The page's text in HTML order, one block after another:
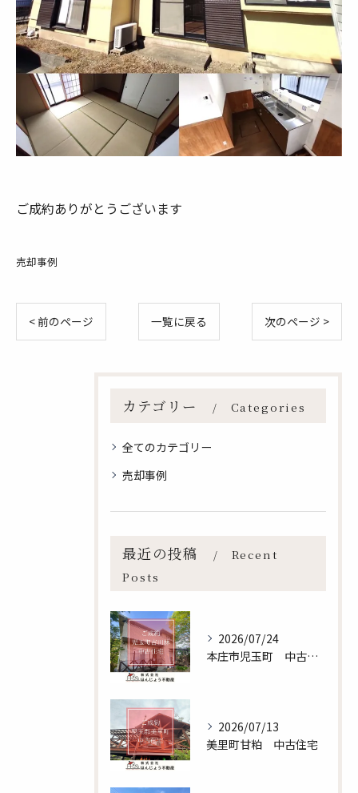
ご成約ありがとうございます
売却事例
< 前のページ 一覧に戻る 次のページ >
カテゴリー Categories
全てのカテゴリー
売却事例
最近の投稿
Recent
Posts
2026/07/24
本庄市児玉町 中古住宅
2026/07/13
美里町甘粕 中古住宅